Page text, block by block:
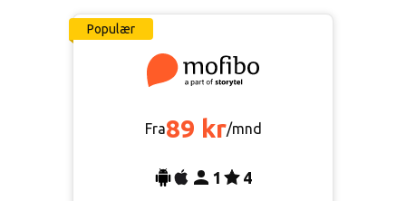
Populær
Fra89 kr/mnd
1 4